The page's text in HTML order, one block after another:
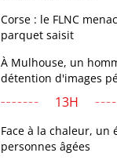
Corse : le FLNC
parquet saisit
À Mulhouse, un
détention d'images
13H
Face à la chaleur, un
personnes âgées